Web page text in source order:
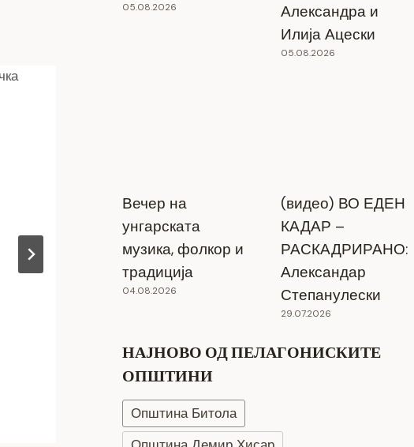
Прилепчанецот Валентин
студент на УКЛО — просек 10,00
05.08.2026
Александра и
Илија Ацески
05.08.2026
Вечер на
унгарската
музика, фолкор и
традиција
04.08.2026
(видео) ВО ЕДЕН
КАДАР –
РАСКАДРИРАНО:
Александар
Степанулески
29.07.2026
НАЈНОВО ОД ПЕЛАГОНИСКИТЕ
ОПШТИНИ
Општина Битола